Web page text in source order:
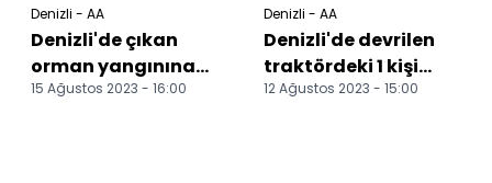
Denizli - AA
Denizli'de çıkan
orman yangınına
müdahale ediliyor
15 Ağustos 2023 - 16:00
Denizli - AA
Denizli'de devrilen
traktördeki 1 kişi
öldü, 2 kişi yaralandı
12 Ağustos 2023 - 15:00